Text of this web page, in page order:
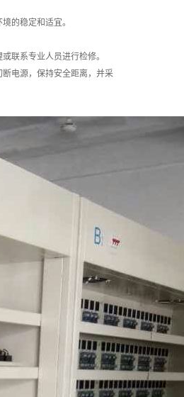
的稳定和适宜。
联系专业人员进行检修。
电源，保持安全距离，并采